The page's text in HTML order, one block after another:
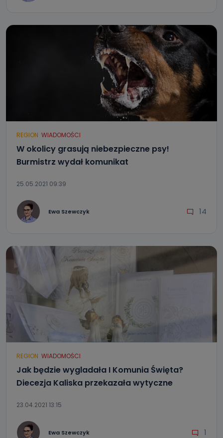
REGION WIADOMOŚCI
W okolicy grasują niebezpieczne psy!
Burmistrz wydał komunikat
25.05.2021 09:39
Ewa Szewczyk 14
REGION WIADOMOŚCI
Jak będzie wygladała I Komunia Święta?
Diecezja Kaliska przekazała wytyczne
23.04.2021 13:15
Ewa Szewczyk 1